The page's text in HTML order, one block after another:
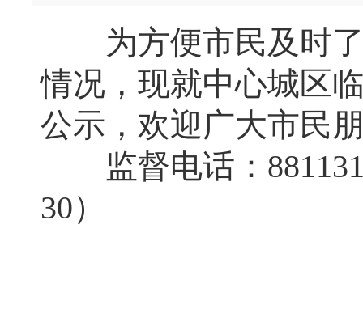
为方便市民及时了
情况，现就中心城区
公示，欢迎广大市民
监督电话：
30）